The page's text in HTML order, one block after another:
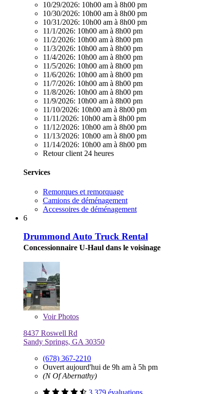
10/29/2026: 10h00 am à 8h00 pm
10/30/2026: 10h00 am à 8h00 pm
10/31/2026: 10h00 am à 8h00 pm
11/1/2026: 10h00 am à 8h00 pm
11/2/2026: 10h00 am à 8h00 pm
11/3/2026: 10h00 am à 8h00 pm
11/4/2026: 10h00 am à 8h00 pm
11/5/2026: 10h00 am à 8h00 pm
11/6/2026: 10h00 am à 8h00 pm
11/7/2026: 10h00 am à 8h00 pm
11/8/2026: 10h00 am à 8h00 pm
11/9/2026: 10h00 am à 8h00 pm
11/10/2026: 10h00 am à 8h00 pm
11/11/2026: 10h00 am à 8h00 pm
11/12/2026: 10h00 am à 8h00 pm
11/13/2026: 10h00 am à 8h00 pm
11/14/2026: 10h00 am à 8h00 pm
Retour client 24 heures
Services
Remorques et remorquage
Camions de déménagement
Accessoires de déménagement
6
Drummond Auto Truck Rental
Concessionnaire U-Haul dans le voisinage
VoirPhotos
8437 Roswell Rd
Sandy Springs, GA 30350
(678) 367-2210
Ouvert aujourd'hui de 9h am à 5h pm
(N Of Abernathy)
3 379 évaluations